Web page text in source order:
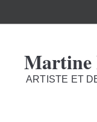
Martine
ARTISTE ET